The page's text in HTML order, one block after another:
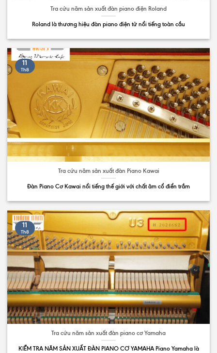
Tra cứu năm sản xuất đàn piano điện Roland
Roland là thương hiệu đàn piano điện tử nổi tiếng toàn cầu
Tra cứu năm sản xuất đàn Piano Kawai
Đàn Piano Cơ Kawai nổi tiếng thế giới với chất âm cổ điển trầm
11
Th8
Tra cứu năm sản xuất đàn piano cơ Yamaha
KIỂM TRA NĂM SẢN XUẤT ĐÀN PIANO CƠ YAMAHA Piano Yamaha là
11
Th8